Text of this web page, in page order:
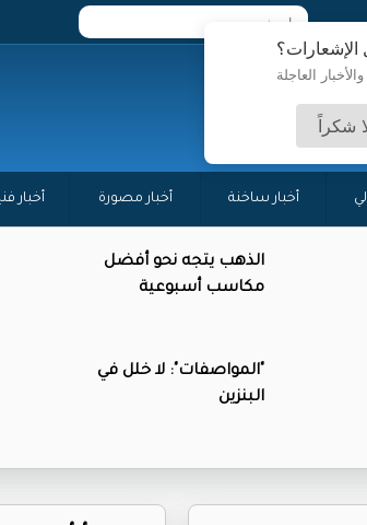
العاجلة
شكراً
أخبار ساخنة أخبار مصورة أخبار
الذهب يتجه نحو أفضل
مكاسب أسبوعية
"المواصفات": لا خلل في
البنزين